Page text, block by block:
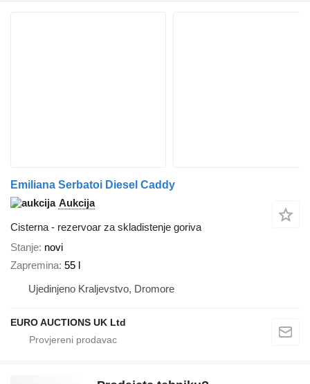
Emiliana Serbatoi Diesel Caddy
Aukcija
Cisterna - rezervoar za skladistenje goriva
Stanje novi
Zapremina 55 l
Ujedinjeno Kraljevstvo, Dromore
EURO AUCTIONS UK Ltd